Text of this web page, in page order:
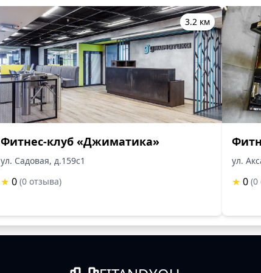
3.2 км
Фитнес-клуб «Джиматика»
ул. Садовая, д.159с1
★ 0 (0 отзыва)
ул.
★ 0 (0